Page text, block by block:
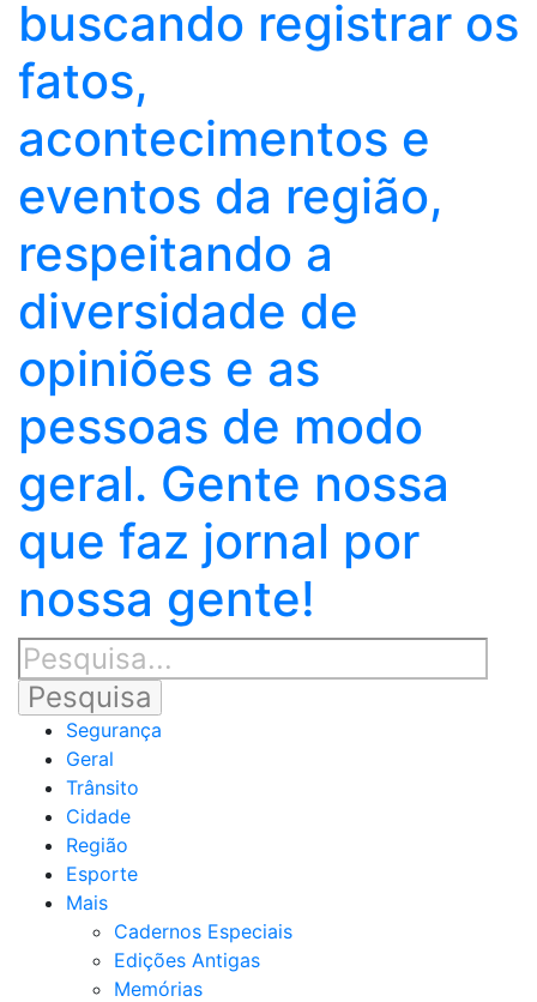
buscando registrar os
fatos,
acontecimentos e
eventos da região,
respeitando a
diversidade de
opiniões e as
pessoas de modo
geral. Gente nossa
que faz jornal por
nossa gente!
Segurança
Geral
Trânsito
Cidade
Região
Esporte
Mais
Cadernos Especiais
Edições Antigas
Memórias